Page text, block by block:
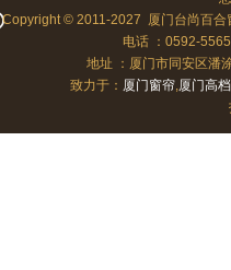
Copyright © 2011-2027 厦门台尚百
电话 ：0592-
地址 ：厦门市同安区潘
致力于： 厦门窗帘,厦门高